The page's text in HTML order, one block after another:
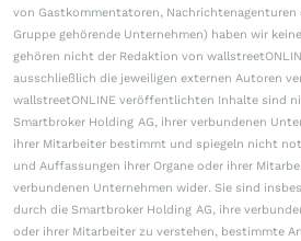
von Gastkommentatoren,
Gruppe gehörende Unternehmen) haben wir
gehören nicht der Redaktion von
ausschließlich die jeweiligen externen Autoren
wallstreetONLINE veröffentlichten Inhalte sind
Smartbroker Holding AG, ihrer verbundenen
ihrer Mitarbeiter bestimmt und spiegeln nicht
und Auffassungen ihrer Organe oder ihrer
verbundenen Unternehmen wider. Sie sind
durch die Smartbroker Holding AG, ihre
oder ihrer Mitarbeiter zu verstehen, bestimmte